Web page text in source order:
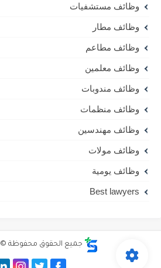
وظائف مستشفيات
وظائف مطار
وظائف مطاعم
وظائف معلمين
وظائف مندوبات
وظائف منظمات
وظائف مهندسين
وظائف مولات
وظائف يومية
Best lawyers
جميع الحقوق محفوظة ©